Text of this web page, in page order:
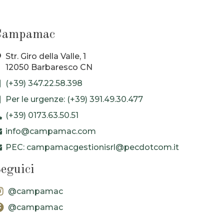
Str. Giro della Valle, 1
12050 Barbaresco CN
(+39) 347.22.58.398
Per le urgenze: (+39) 391.49.30.477
(+39) 0173.63.50.51
info@campamac.com
PEC: campamacgestionisrl@pecdotcom.it
@campamac
@campamac